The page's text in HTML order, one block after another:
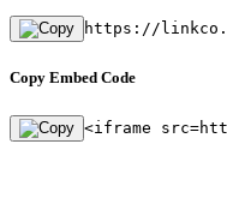
https://
Copy Embed Code
<iframe